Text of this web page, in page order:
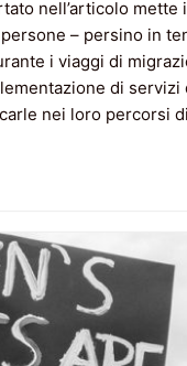
nell’articolo mette
– persino in
i viaggi di
di
nei loro percorsi